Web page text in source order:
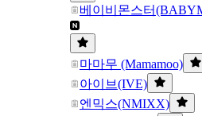
베이비몬스터
마마무 (Mamamoo)
아이브(IVE)
엔믹스(NMIXX)